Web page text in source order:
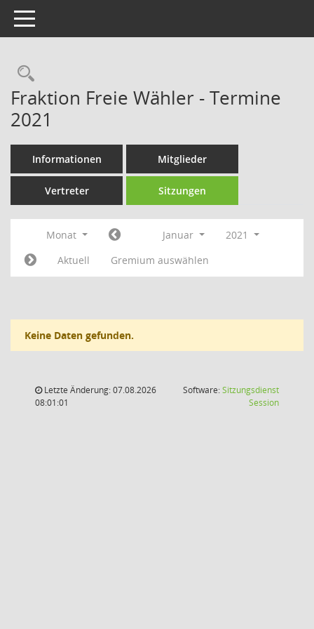
Toggle navigation
Rechercheauswahl
Fraktion Freie Wähler - Termine
2021
Informationen Mitglieder
Vertreter Sitzungen
Monat Januar
2021
Aktuell
Gremium auswählen
Keine Daten gefunden.
Letzte Änderung: 07.08.2026
08:01:01
Software:Sitzungsdienst
Session(Wird in